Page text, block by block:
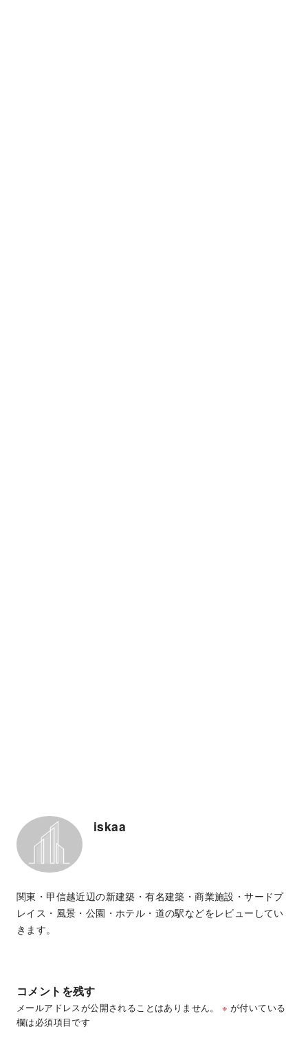
iskaa
関東・甲信越近辺の新建築・有名建築・商業施設・サードプ
レイス・風景・公園・ホテル・道の駅などをレビューしてい
きます。
コメントを残す
メールアドレスが公開されることはありません。 ※ が付いている
欄は必須項目です